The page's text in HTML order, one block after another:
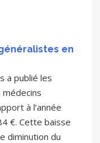
en
a publié les
à l’année
€. Cette baisse
diminution du